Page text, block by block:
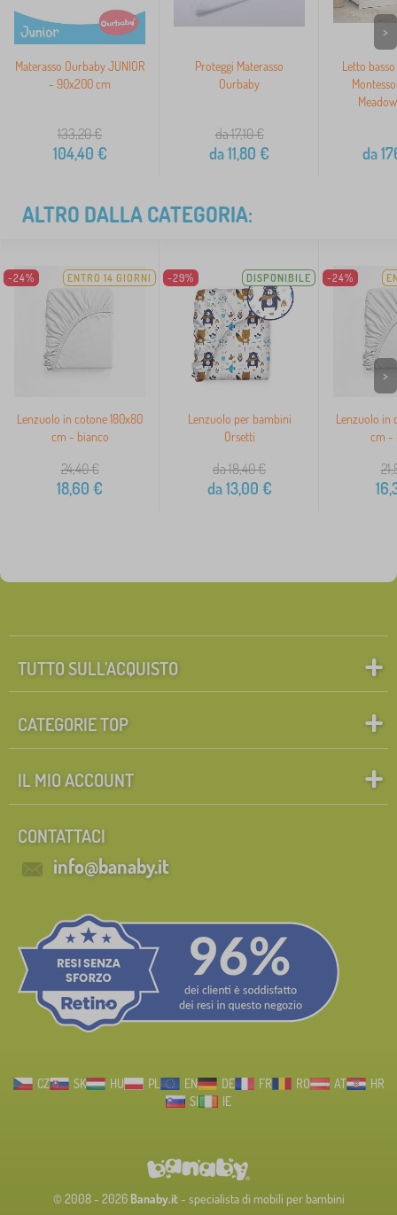
Materasso Ourbaby JUNIOR
- 90x200 cm
133,20€
104,40 €
Proteggi Materasso
Ourbaby
da 17,10€
da11,80 €
Letto
da
>
ALTRO DALLA CATEGORIA:
-24% ENTRO 14 GIORNI
Lenzuolo in cotone 180x80
cm - bianco
24,40€
18,60 €
-29% DISPONIBILE
Lenzuolo per bambini
Orsetti
da 18,40€
da13,00 €
-24%
Lenzuolo in
cm -
>
TUTTO SULL’ACQUISTO
CATEGORIE TOP
IL MIO ACCOUNT
CONTATTACI
info@banaby.it
CZ SK HU PL EN DE FR RO AT
HR
SI
IE
© 2008 - 2026 Banaby.it- specialista di mobili per bambini